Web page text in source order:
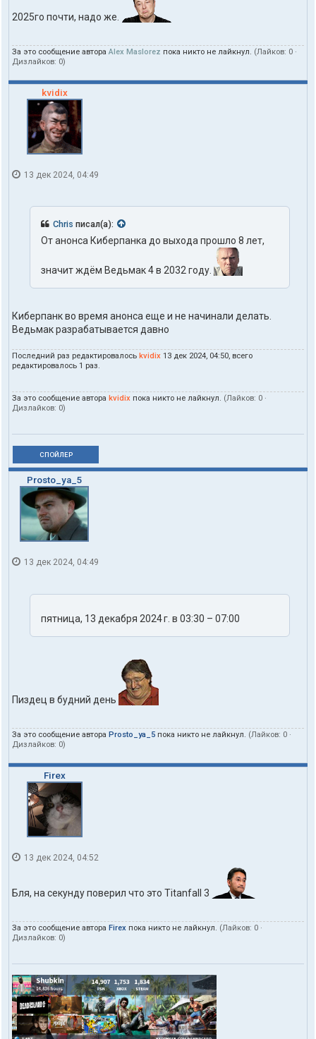
2025го почти, надо же.
За это сообщение автора Alex Maslorez пока никто не лайкнул. (Лайков: 0 ·
Дизлайков: 0)
kvidix
13 дек 2024, 04:49
Chris писал(а):
От анонса Киберпанка до выхода прошло 8 лет,
значит ждём Ведьмак 4 в 2032 году.
Киберпанк во время анонса еще и не начинали делать.
Ведьмак разрабатывается давно
Последний раз редактировалось kvidix 13 дек 2024, 04:50, всего
редактировалось 1 раз.
За это сообщение автора kvidix пока никто не лайкнул. (Лайков: 0 ·
Дизлайков: 0)
СПОЙЛЕР
Prosto_ya_5
13 дек 2024, 04:49
пятница, 13 декабря 2024 г. в 03:30 – 07:00
Пиздец в будний день
За это сообщение автора Prosto_ya_5 пока никто не лайкнул. (Лайков: 0 ·
Дизлайков: 0)
Firex
13 дек 2024, 04:52
Бля, на секунду поверил что это Titanfall 3
За это сообщение автора Firex пока никто не лайкнул. (Лайков: 0 ·
Дизлайков: 0)